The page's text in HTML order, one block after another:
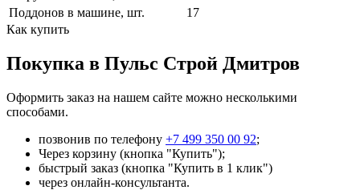
Поддонов в машине, шт.
17
Как купить
Покупка в Пульс Строй Дмитров
Оформить заказ на нашем сайте можно несколькими
способами.
позвонив по телефону +7 499 350 00 92;
Через корзину (кнопка "Купить");
быстрый заказ (кнопка "Купить в 1 клик")
через онлайн-консультанта.